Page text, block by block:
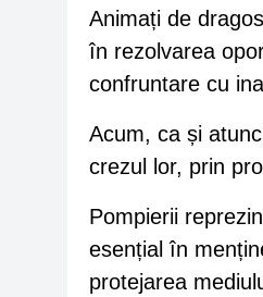
Animați de
în rezolvarea
confruntare cu
Acum, ca și
crezul lor, prin
Pompierii
esențial în
protejarea